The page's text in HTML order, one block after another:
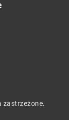
zastrzeżone.